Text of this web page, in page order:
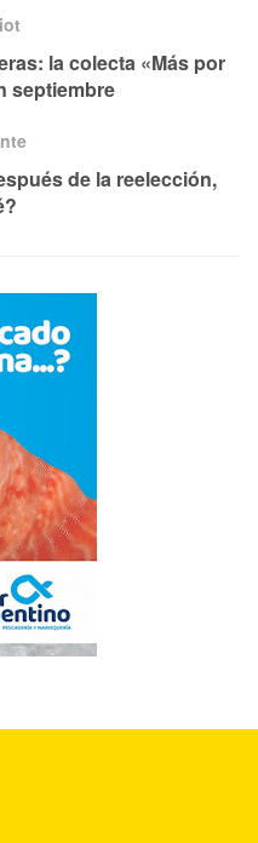
la colecta «Más por
septiembre
de la reelección,